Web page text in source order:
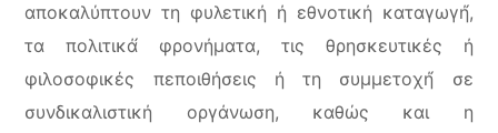
αποκαλύπτουν τη φυλετική ή εθνοτική καταγωγή́,
τα πολιτικά́ φρονήματα, τις θρησκευτικές ή
φιλοσοφικές πεποιθήσεις ή τη συμμετοχή́ σε
συνδικαλιστική οργάνωση, καθώς και η